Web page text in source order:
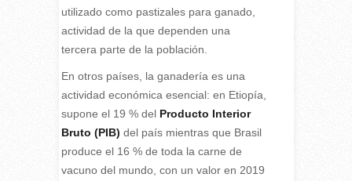
utilizado como pastizales para ganado,
actividad de la que dependen una
tercera parte de la población.
En otros países, la ganadería es una
actividad económica esencial: en Etiopía,
supone el 19 % del Producto Interior
Bruto (PIB) del país mientras que Brasil
produce el 16 % de toda la carne de
vacuno del mundo, con un valor en 2019